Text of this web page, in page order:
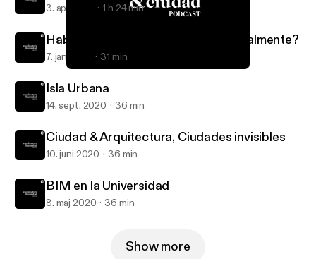
Arquitectura & Ciudad Podcast
3. apr. 2021 1 h 24 min
Hablemos de vivienda ¿Qué pasa realmente?
7. jan. 2021 31 min
Isla Urbana
14. sept. 2020 36 min
Ciudad & Arquitectura, Ciudades invisibles
10. juni 2020 36 min
BIM en la Universidad
8. maj 2020 36 min
Show more